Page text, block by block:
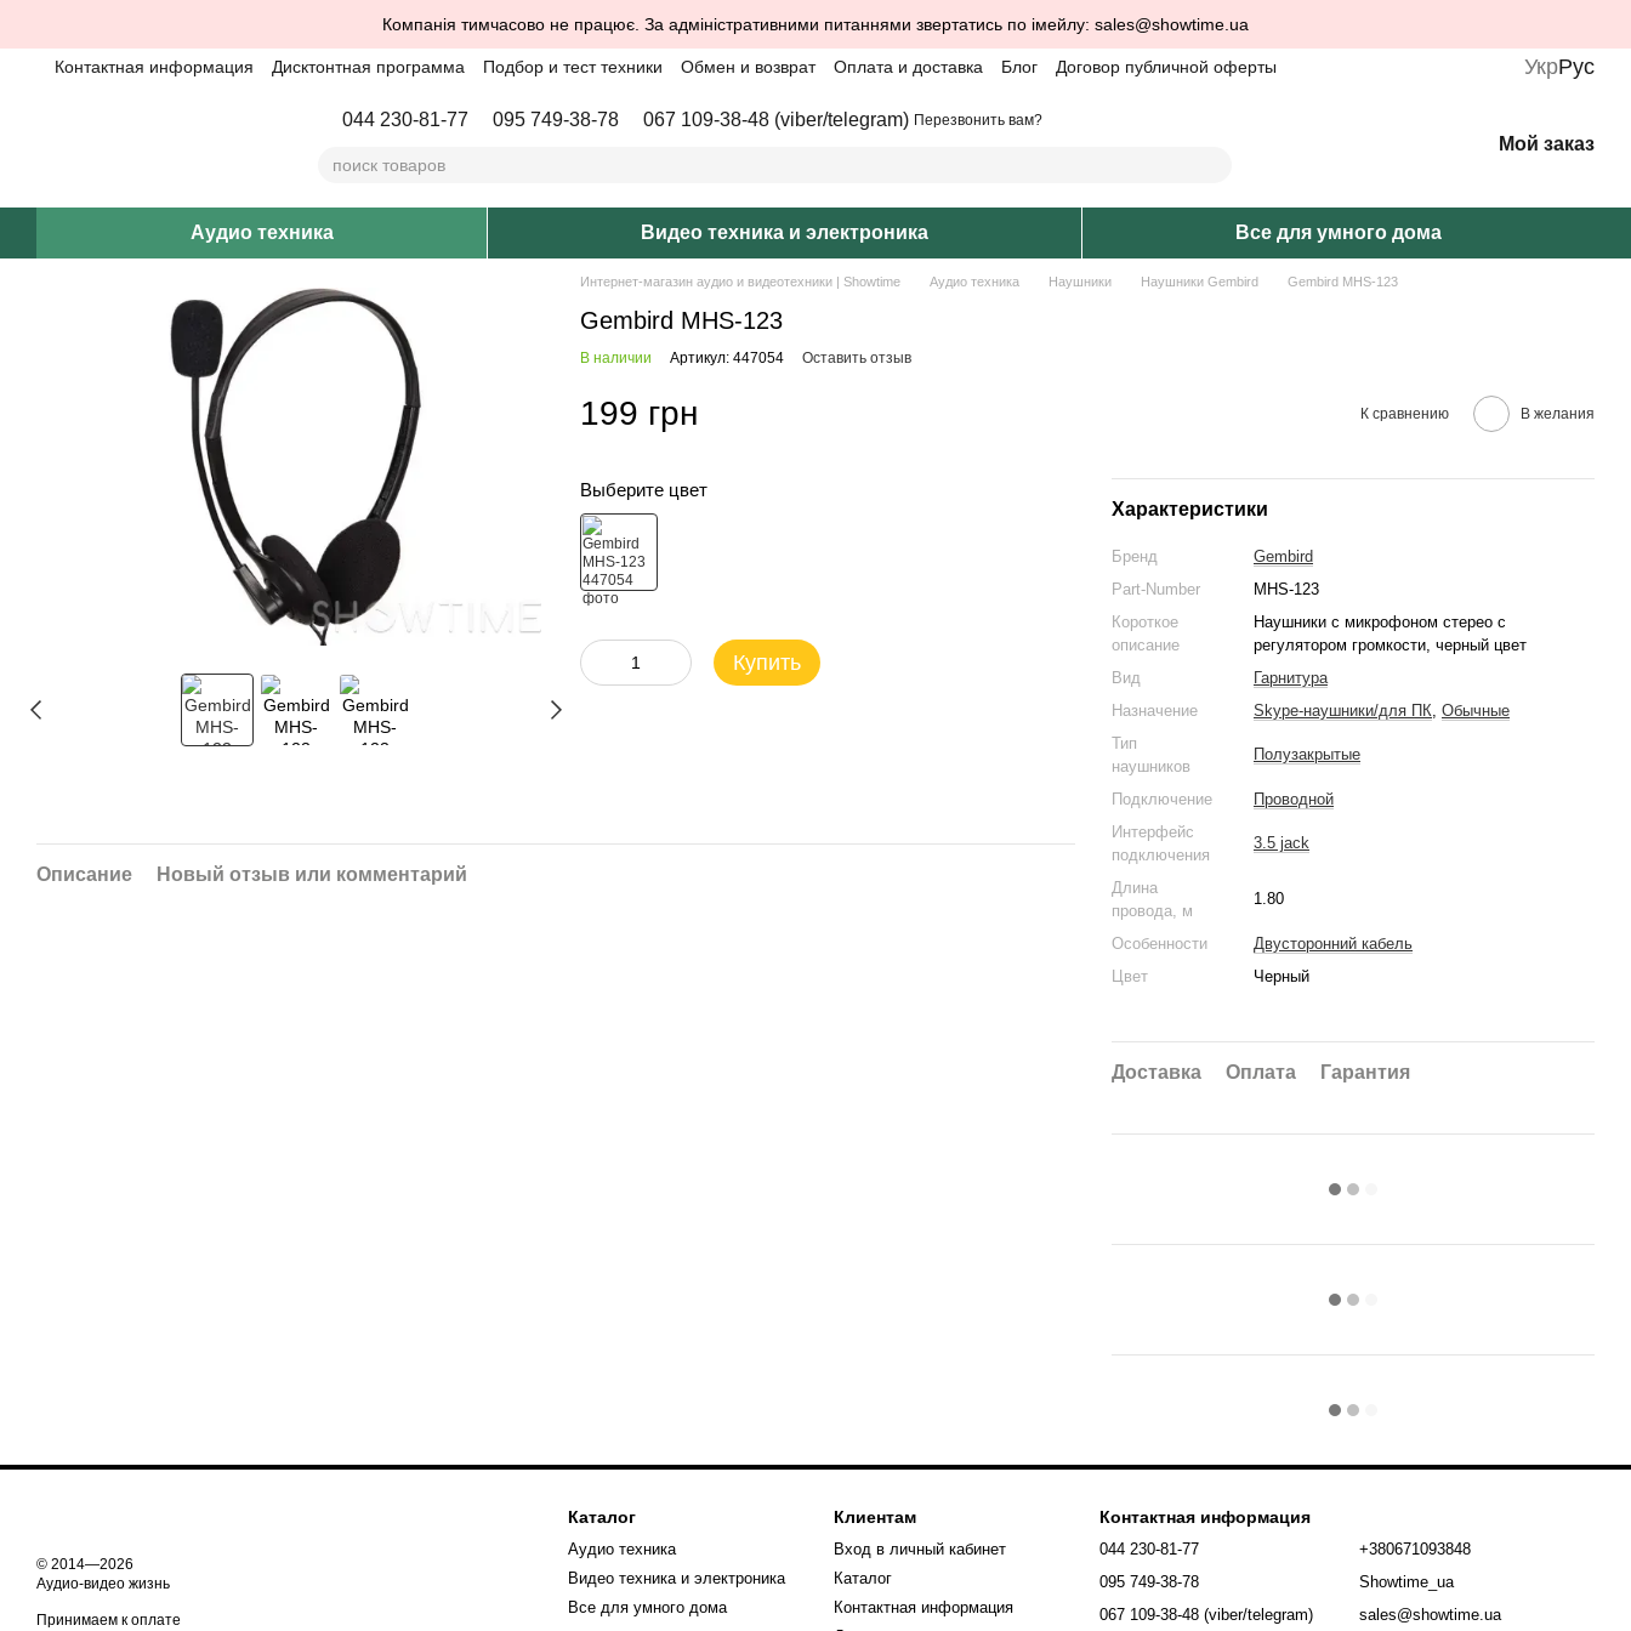
Компанія тимчасово не працює. За адміністративними питаннями звертатись по імейлу: sales@showtime.ua
Контактная информация Дисктонтная программа Подбор и тест техники Обмен и возврат Оплата и доставка Блог Договор публичной оферты УкрРус
044 230-81-77 095 749-38-78 067 109-38-48 (viber/telegram) Перезвонить вам?
Мой заказ
Аудио техника Видео техника и электроника Все для умного дома
Интернет-магазин аудио и видеотехники | Showtime Аудио техника Наушники Наушники Gembird Gembird MHS-123
Gembird MHS-123
В наличии Артикул: 447054 Оставить отзыв
199 грн К сравнению В желания
Выберите цвет
Купить
Характеристики
Бренд
Gembird
Part-Number
MHS-123
Короткое
описание
Наушники с микрофоном стерео с
регулятором громкости, черный цвет
Вид
Гарнитура
Назначение
Skype-наушники/для ПК, Обычные
Тип
наушников
Полузакрытые
Подключение
Проводной
Интерфейс
подключения
3.5 jack
Длина
провода, м
1.80
Особенности
Двусторонний кабель
Цвет
Черный
Доставка Оплата Гарантия
Описание Новый отзыв или комментарий
© 2014—2026
Аудио-видео жизнь
Принимаем к оплате
Каталог
Аудио техника
Видео техника и электроника
Все для умного дома
Клиентам
Вход в личный кабинет
Каталог
Контактная информация
Контактная информация
044 230-81-77
095 749-38-78
067 109-38-48 (viber/telegram)
+380671093848
Showtime_ua
sales@showtime.ua